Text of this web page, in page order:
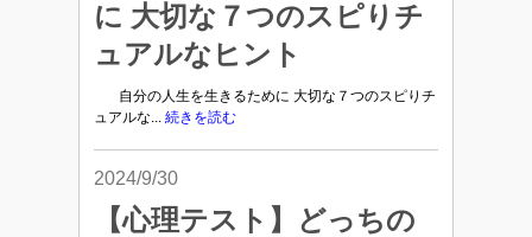
に 大切な７つのスピりチ
ュアルなヒント
自分の人生を生きるために 大切な７つのスピりチ
ュアルな... 続きを読む
2024/9/30
【心理テスト】どっちの